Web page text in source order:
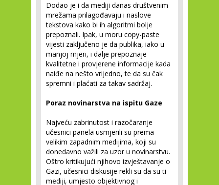
Dodao je i da mediji danas društvenim
mrežama prilagođavaju i naslove
tekstova kako bi ih algoritmi bolje
prepoznali. Ipak, u moru copy-paste
vijesti zaključeno je da publika, iako u
manjoj mjeri, i dalje prepoznaje
kvalitetne i provjerene informacije kada
naiđe na nešto vrijedno, te da su čak
spremni i plaćati za takav sadržaj.
Poraz novinarstva na ispitu Gaze
Najveću zabrinutost i razočaranje
učesnici panela usmjerili su prema
velikim zapadnim medijima, koji su
donedavno važili za uzor u novinarstvu.
Oštro kritikujući njihovo izvještavanje o
Gazi, učesnici diskusije rekli su da su ti
mediji, umjesto objektivnog i